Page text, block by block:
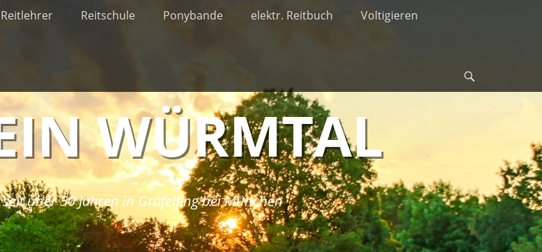
Reitlehrer Reitschule Ponybande elektr. Reitbuch
Voltigieren
WÜRMTAL
über 50 Jahren in Gräfelfing bei München